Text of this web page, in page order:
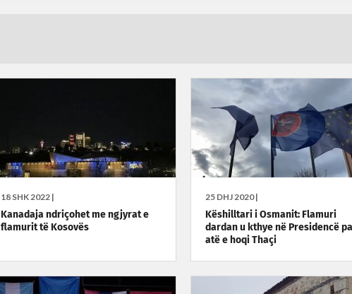
18 SHK 2022 |
Kanadaja ndriçohet me ngjyrat e
flamurit të Kosovës
25 DHJ 2020 |
Këshilltari i Osmanit: Flamuri
dardan u kthye në Presidencë
atë e hoqi Thaçi